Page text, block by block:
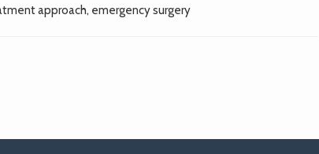
approach, emergency surgery